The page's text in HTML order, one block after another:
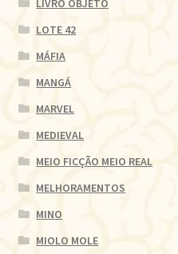
LIVRO OBJETO
LOTE 42
MÁFIA
MANGÁ
MARVEL
MEDIEVAL
MEIO FICÇÃO MEIO REAL
MELHORAMENTOS
MINO
MIOLO MOLE